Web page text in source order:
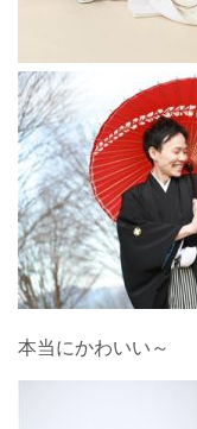
本当にかわいい～